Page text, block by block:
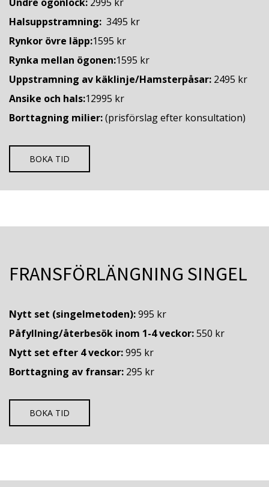
Halsuppstramning: 3495 kr
Rynkor övre läpp:1595 kr
Rynka mellan ögonen:1595 kr
Uppstramning av käklinje/Hamsterpåsar: 2495 kr
Ansike och hals:12995 kr
Borttagning milier:(prisförslag efter konsultation)
BOKA TID
FRANSFÖRLÄNGNING SINGEL
Nytt set (singelmetoden):995 kr
Påfyllning/återbesök inom 1-4 veckor:550 kr
Nytt set efter 4 veckor:995 kr
Borttagning av fransar: 295 kr
BOKA TID